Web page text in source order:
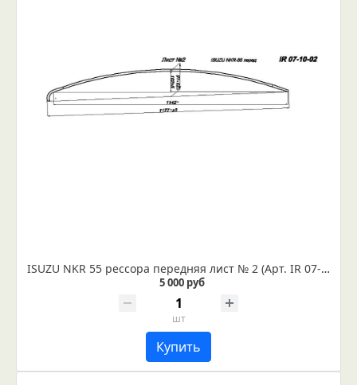
ISUZU NKR 55 рессора передняя лист № 2 (Арт. IR 07-10-02)
5 000 руб
шт
Купить